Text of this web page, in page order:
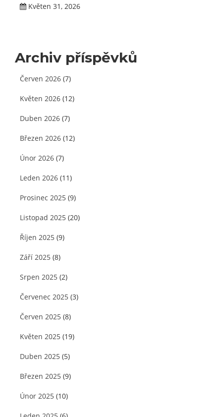
Květen 31, 2026
Archiv příspěvků
Červen 2026 (7)
Květen 2026 (12)
Duben 2026 (7)
Březen 2026 (12)
Únor 2026 (7)
Leden 2026 (11)
Prosinec 2025 (9)
Listopad 2025 (20)
Říjen 2025 (9)
Září 2025 (8)
Srpen 2025 (2)
Červenec 2025 (3)
Červen 2025 (8)
Květen 2025 (19)
Duben 2025 (5)
Březen 2025 (9)
Únor 2025 (10)